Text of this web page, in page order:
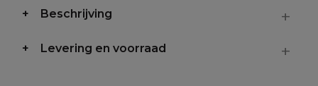
Beschrijving
Levering en voorraad